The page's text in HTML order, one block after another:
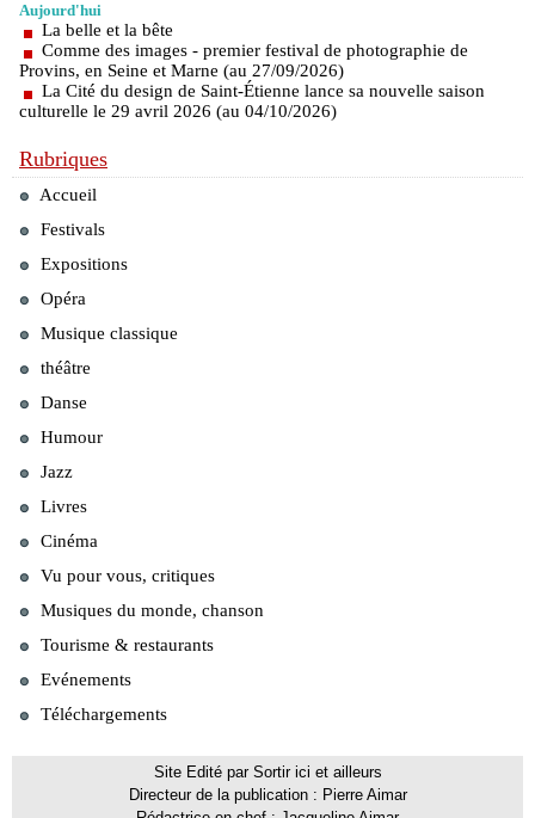
Aujourd'hui
La belle et la bête
Comme des images - premier festival de photographie de
Provins, en Seine et Marne (au 27/09/2026)
La Cité du design de Saint-Étienne lance sa nouvelle saison
culturelle le 29 avril 2026 (au 04/10/2026)
Rubriques
Accueil
Festivals
Expositions
Opéra
Musique classique
théâtre
Danse
Humour
Jazz
Livres
Cinéma
Vu pour vous, critiques
Musiques du monde, chanson
Tourisme & restaurants
Evénements
Téléchargements
Site Edité par Sortir ici et ailleurs
Directeur de la publication : Pierre Aimar